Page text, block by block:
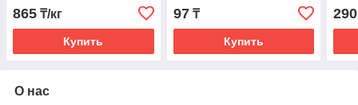
865 ₸/кг
Купить
97₸
Купить
290
О нас